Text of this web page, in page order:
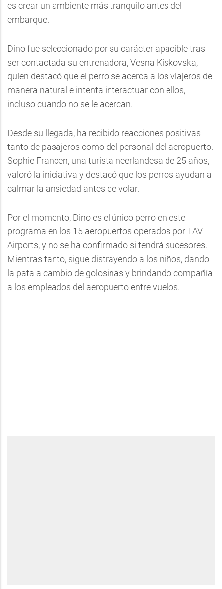
es crear un ambiente más tranquilo antes del
embarque.
Dino fue seleccionado por su carácter apacible tras
ser contactada su entrenadora, Vesna Kiskovska,
quien destacó que el perro se acerca a los viajeros de
manera natural e intenta interactuar con ellos,
incluso cuando no se le acercan.
Desde su llegada, ha recibido reacciones positivas
tanto de pasajeros como del personal del aeropuerto.
Sophie Francen, una turista neerlandesa de 25 años,
valoró la iniciativa y destacó que los perros ayudan a
calmar la ansiedad antes de volar.
Por el momento, Dino es el único perro en este
programa en los 15 aeropuertos operados por TAV
Airports, y no se ha confirmado si tendrá sucesores.
Mientras tanto, sigue distrayendo a los niños, dando
la pata a cambio de golosinas y brindando compañía
a los empleados del aeropuerto entre vuelos.